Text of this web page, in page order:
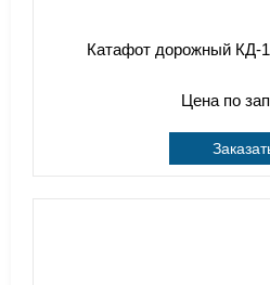
Катафот дорожный КД-
Цена по